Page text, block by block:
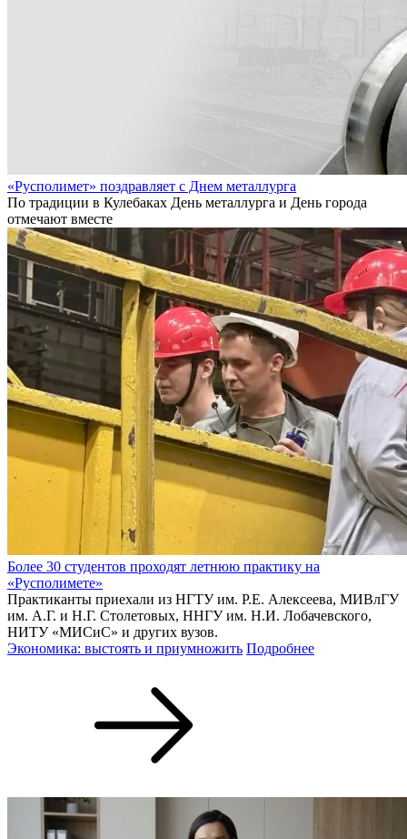
«Русполимет» поздравляет с Днем металлурга
По традиции в Кулебаках День металлурга и День города
отмечают вместе
Более 30 студентов проходят летнюю практику на
«Русполимете»
Практиканты приехали из НГТУ им. Р.Е. Алексеева, МИВлГУ
им. А.Г. и Н.Г. Столетовых, ННГУ им. Н.И. Лобачевского,
НИТУ «МИСиС» и других вузов.
Экономика: выстоять и приумножить Подробнее